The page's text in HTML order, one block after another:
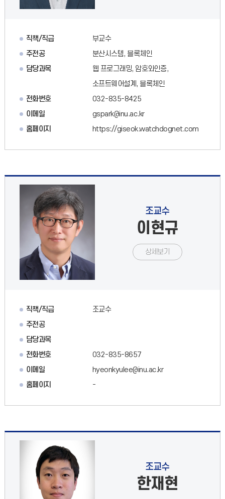
직책/직급
부교수
주전공
분산시스템, 블록체인
담당과목
웹 프로그래밍, 암호와인증,
소프트웨어설계, 블록체인
전화번호
032-835-8425
이메일
gspark@inu.ac.kr
홈페이지
https://giseok.watchdognet.com
조교수
이현규
상세보기
직책/직급
조교수
주전공
담당과목
전화번호
032-835-8657
이메일
hyeonkyulee@inu.ac.kr
홈페이지
-
조교수
한재현